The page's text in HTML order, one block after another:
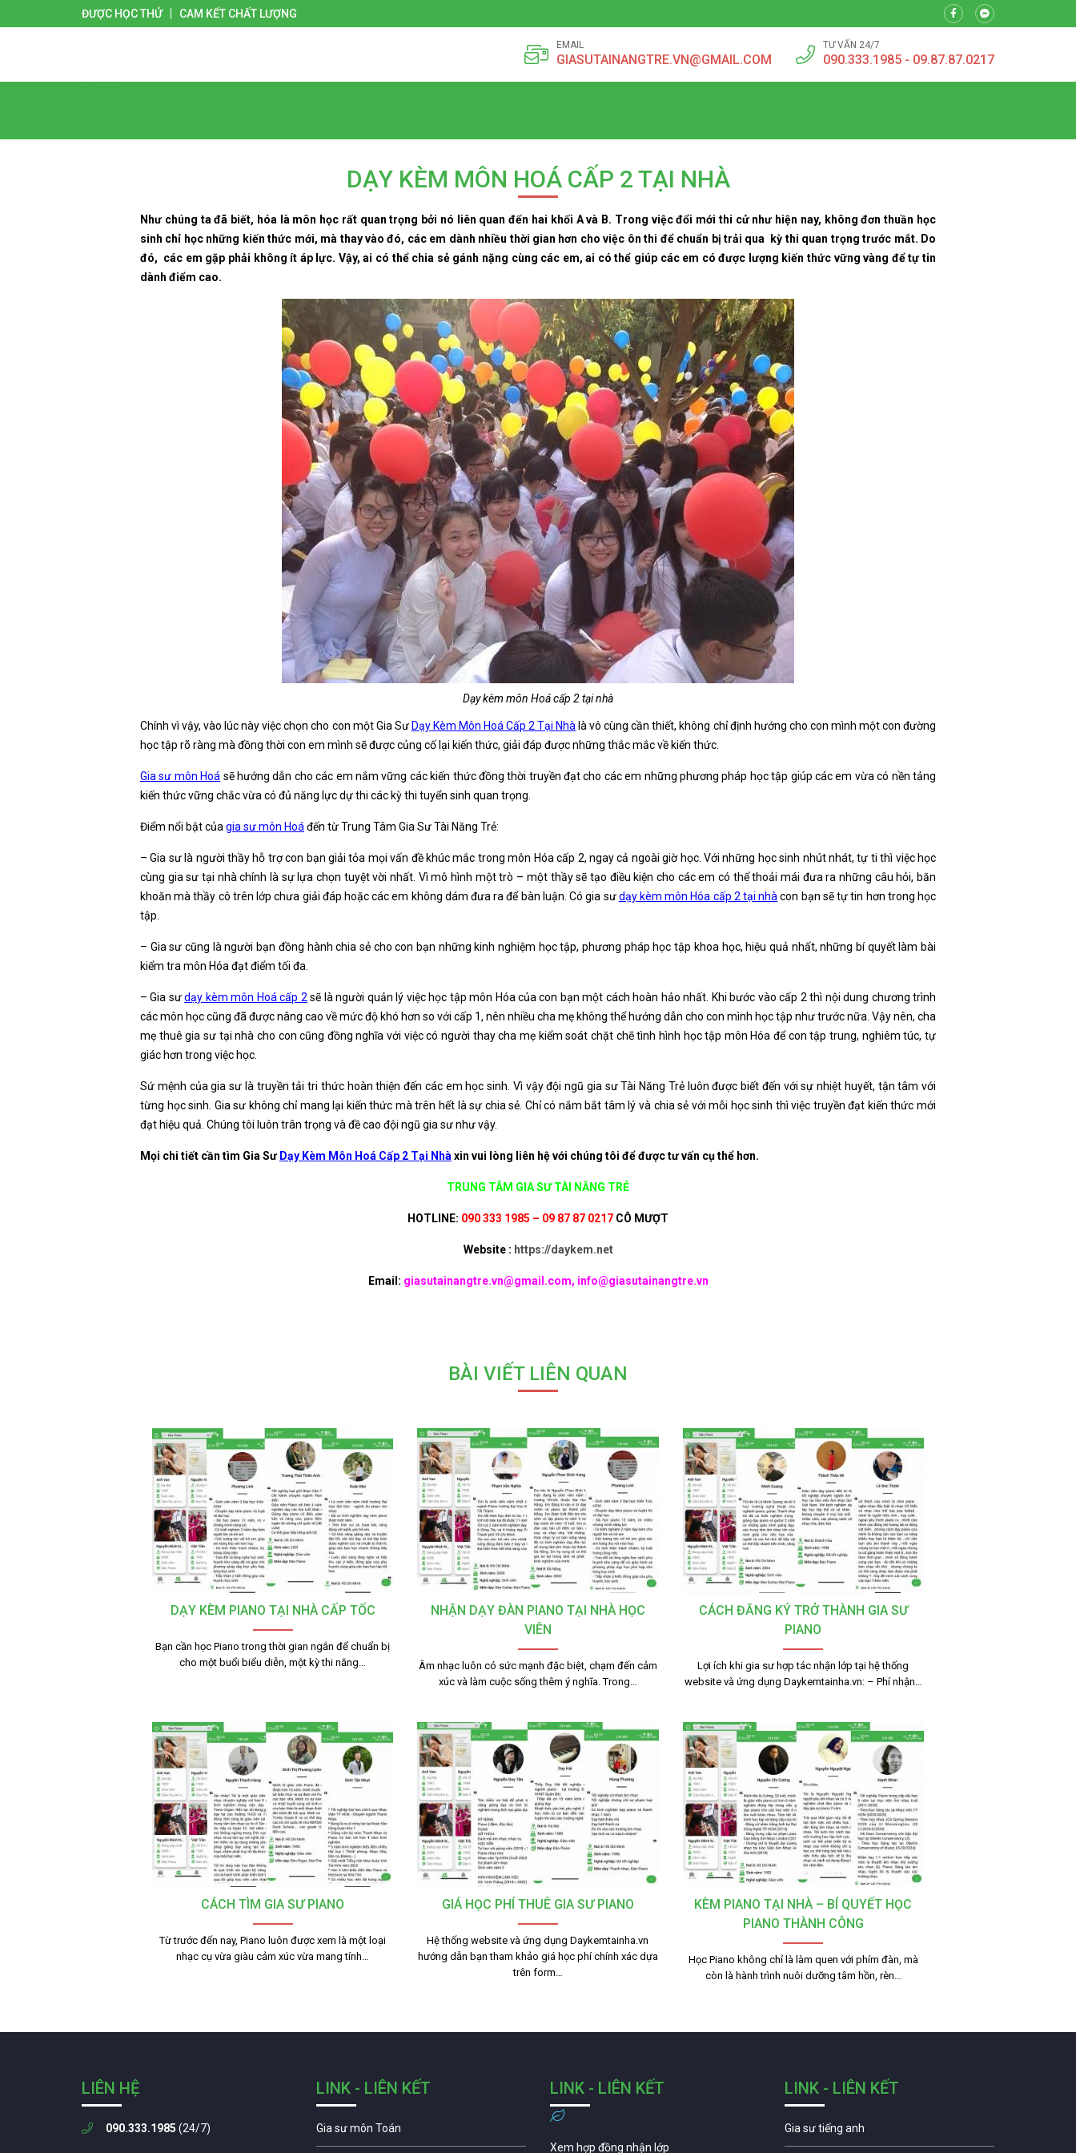
ĐƯỢC HỌC THỬ CAM KẾT CHẤT LƯỢNG
EMAIL
GIASUTAINANGTRE.VN@GMAIL.COM
TƯ VẤN 24/7
090.333.1985 - 09.87.87.0217
DẠY KÈM MÔN HOÁ CẤP 2 TẠI NHÀ
Như chúng ta đã biết, hóa là môn học rất quan trọng bởi nó liên quan đến hai khối A và B. Trong việc đổi mới thi cử như hiện nay, không đơn thuần học
sinh chỉ học những kiến thức mới, mà thay vào đó, các em dành nhiều thời gian hơn cho việc ôn thi để chuẩn bị trải qua kỳ thi quan trọng trước mắt. Do
đó, các em gặp phải không ít áp lực. Vậy, ai có thể chia sẻ gánh nặng cùng các em, ai có thể giúp các em có được lượng kiến thức vững vàng để tự tin
dành điểm cao.
Dạy kèm môn Hoá cấp 2 tại nhà
Chính vì vậy, vào lúc này việc chọn cho con một Gia Sư Dạy Kèm Môn Hoá Cấp 2 Tại Nhà là vô cùng cần thiết, không chỉ định hướng cho con mình một con đường
học tập rõ ràng mà đồng thời con em mình sẽ được củng cố lại kiến thức, giải đáp được những thắc mắc về kiến thức.
Gia sư môn Hoá sẽ hướng dẫn cho các em nắm vững các kiến thức đồng thời truyền đạt cho các em những phương pháp học tập giúp các em vừa có nền tảng
kiến thức vững chắc vừa có đủ năng lực dự thi các kỳ thi tuyển sinh quan trọng.
Điểm nổi bật của gia sư môn Hoá đến từ Trung Tâm Gia Sư Tài Năng Trẻ:
– Gia sư là người thầy hỗ trợ con bạn giải tỏa mọi vấn đề khúc mắc trong môn Hóa cấp 2, ngay cả ngoài giờ học. Với những học sinh nhút nhát, tự ti thì việc học
cùng gia sư tại nhà chính là sự lựa chọn tuyệt vời nhất. Vì mô hình một trò – một thầy sẽ tạo điều kiện cho các em có thể thoải mái đưa ra những câu hỏi, băn
khoăn mà thầy cô trên lớp chưa giải đáp hoặc các em không dám đưa ra để bàn luận. Có gia sưdạy kèm môn Hóa cấp 2 tại nhà con bạn sẽ tự tin hơn trong học
tập.
– Gia sư cũng là người bạn đồng hành chia sẻ cho con bạn những kinh nghiệm học tập, phương pháp học tập khoa học, hiệu quả nhất, những bí quyết làm bài
kiểm tra môn Hóa đạt điểm tối đa.
– Gia sưdạy kèm môn Hoá cấp 2 sẽ là người quản lý việc học tập môn Hóa của con bạn một cách hoàn hảo nhất. Khi bước vào cấp 2 thì nội dung chương trình
các môn học cũng đã được nâng cao về mức độ khó hơn so với cấp 1, nên nhiều cha mẹ không thể hướng dẫn cho con mình học tập như trước nữa. Vậy nên, cha
mẹ thuê gia sư tại nhà cho con cũng đồng nghĩa với việc có người thay cha mẹ kiểm soát chặt chẽ tình hình học tập môn Hóa để con tập trung, nghiêm túc, tự
giác hơn trong việc học.
Sứ mệnh của gia sư là truyền tải tri thức hoàn thiện đến các em học sinh. Vì vậy đội ngũ gia sư Tài Năng Trẻ luôn được biết đến với sự nhiệt huyết, tận tâm với
từng học sinh. Gia sư không chỉ mang lại kiến thức mà trên hết là sự chia sẻ. Chỉ có nắm bắt tâm lý và chia sẻ với mỗi học sinh thì việc truyền đạt kiến thức mới
đạt hiệu quả. Chúng tôi luôn trân trọng và đề cao đội ngũ gia sư như vậy.
Mọi chi tiết cần tìm Gia Sư Dạy Kèm Môn Hoá Cấp 2 Tại Nhà xin vui lòng liên hệ với chúng tôi để được tư vấn cụ thể hơn.
TRUNG TÂM GIA SƯ TÀI NĂNG TRẺ
HOTLINE: 090 333 1985 – 09 87 87 0217 CÔ MƯỢT
Website : https://daykem.net
Email: giasutainangtre.vn@gmail.com, info@giasutainangtre.vn
BÀI VIẾT LIÊN QUAN
DẠY KÈM PIANO TẠI NHÀ CẤP TỐC
Bạn cần học Piano trong thời gian ngắn để chuẩn bị
cho một buổi biểu diễn, một kỳ thi năng…
NHẬN DẠY ĐÀN PIANO TẠI NHÀ HỌC
VIÊN
Âm nhạc luôn có sức mạnh đặc biệt, chạm đến cảm
xúc và làm cuộc sống thêm ý nghĩa. Trong…
CÁCH ĐĂNG KÝ TRỞ THÀNH GIA SƯ
PIANO
Lợi ích khi gia sư hợp tác nhận lớp tại hệ thống
website và ứng dụng Daykemtainha.vn: – Phí nhận…
CÁCH TÌM GIA SƯ PIANO
Từ trước đến nay, Piano luôn được xem là một loại
nhạc cụ vừa giàu cảm xúc vừa mang tính…
GIÁ HỌC PHÍ THUÊ GIA SƯ PIANO
Hệ thống website và ứng dụng Daykemtainha.vn
hướng dẫn bạn tham khảo giá học phí chính xác dựa
trên form…
KÈM PIANO TẠI NHÀ – BÍ QUYẾT HỌC
PIANO THÀNH CÔNG
Học Piano không chỉ là làm quen với phím đàn, mà
còn là hành trình nuôi dưỡng tâm hồn, rèn…
LIÊN HỆ
090.333.1985 (24/7)
LINK - LIÊN KẾT
Gia sư môn Toán
LINK - LIÊN KẾT
Xem hợp đồng nhận lớp
LINK - LIÊN KẾT
Gia sư tiếng anh